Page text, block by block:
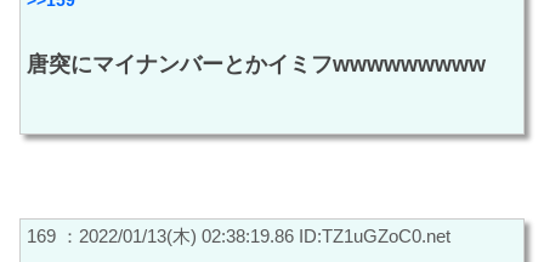
唐突にマイナンバーとかイミフwwwwwwwww
169 ：2022/01/13(木) 02:38:19.86 ID:TZ1uGZoC0.net